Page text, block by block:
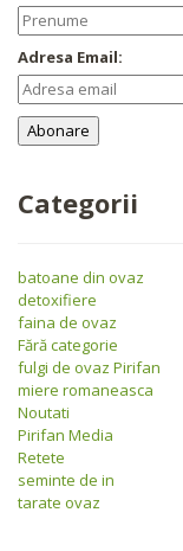
Adresa Email:
Categorii
batoane din ovaz
detoxifiere
faina de ovaz
Fără categorie
fulgi de ovaz Pirifan
miere romaneasca
Noutati
Pirifan Media
Retete
seminte de in
tarate ovaz